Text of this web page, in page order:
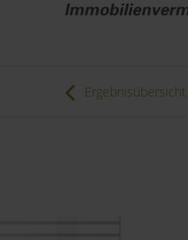
Ergebnisübersicht